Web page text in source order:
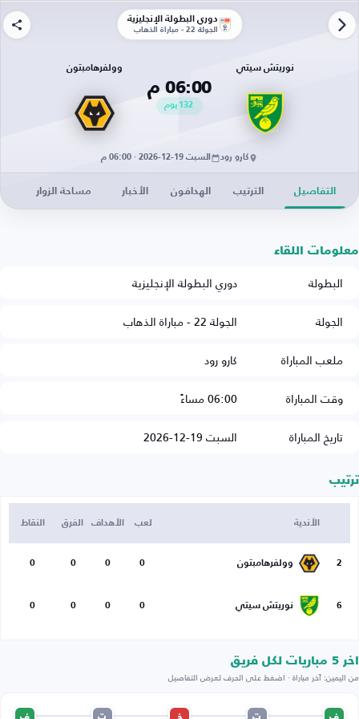
دوري البطولة الإنجليزية
الجولة 22 - مباراة الذهاب
نوريتش سيتي
06:00 م
132 يوم
وولفرهامبتون
كارو رود السبت 19-12-2026 · 06:00 م
التفاصيل الترتيب الهدافون الأخبار مساحة الزوار
معلومات اللقاء
البطولة
دوري البطولة الإنجليزية
الجولة
الجولة 22 - مباراة الذهاب
ملعب المباراة
كارو رود
وقت المباراة
06:00 مساءً
تاريخ المباراة
السبت 19-12-2026
ترتيب
الأندية لعب الأهداف الفرق النقاط
2 وولفرهامبتون 0
0
0
0
6 نوريتش سيتي 0
0
0
0
اخر 5 مباريات لكل فريق
من اليمين: آخر مباراة · اضغط على الحرف لعرض التفاصيل